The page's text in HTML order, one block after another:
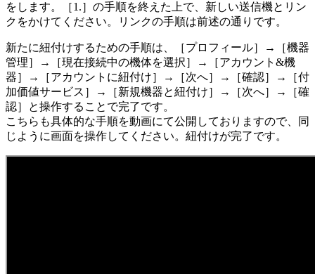
をします。［1.］の手順を終えた上で、新しい送信機とリン
クをかけてください。リンクの手順は前述の通りです。
新たに紐付けするための手順は、［プロフィール］→［機器
管理］→［現在接続中の機体を選択］→［アカウント&機
器］→［アカウントに紐付け］→［次へ］→［確認］→［付
加価値サービス］→［新規機器と紐付け］→［次へ］→［確
認］と操作することで完了です。
こちらも具体的な手順を動画にて公開しておりますので、同
じように画面を操作してください。紐付けが完了です。